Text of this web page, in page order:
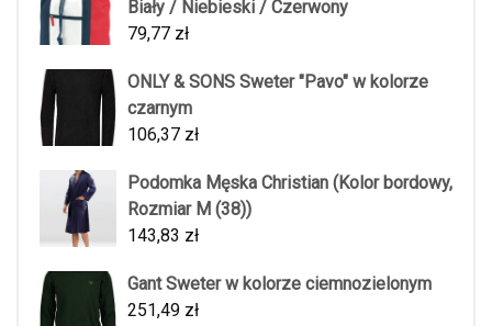
Biały / Niebieski / Czerwony
79,77 zł
ONLY & SONS Sweter "Pavo" w kolorze
czarnym
106,37 zł
Podomka Męska Christian (Kolor bordowy,
Rozmiar M (38))
143,83 zł
Gant Sweter w kolorze ciemnozielonym
251,49 zł